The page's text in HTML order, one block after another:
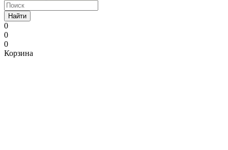
Найти
0
0
0
Корзина